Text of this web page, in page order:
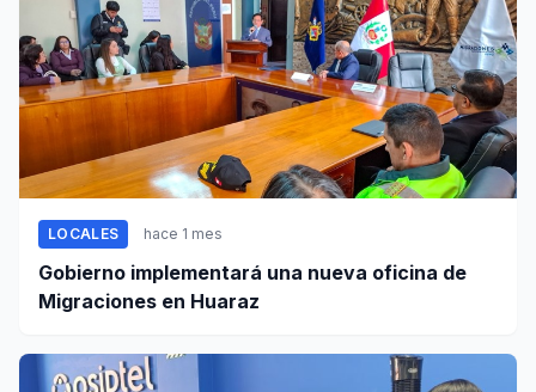
LOCALES hace 1 mes
Gobierno implementará una nueva oficina de
Migraciones en Huaraz